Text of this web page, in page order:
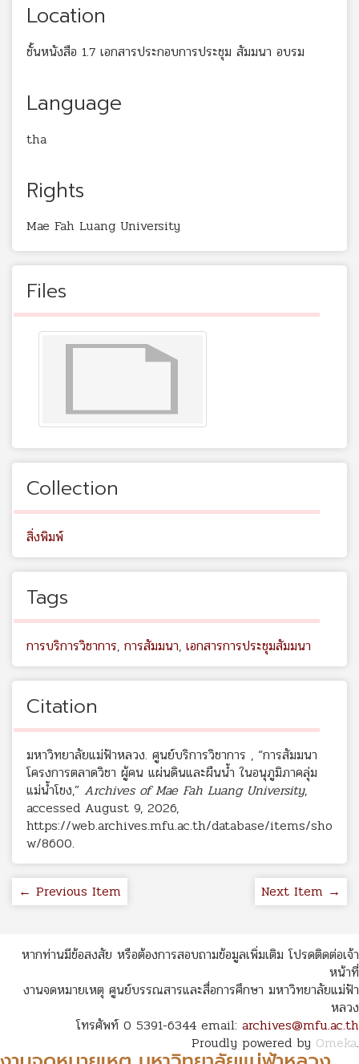
Location
ชั้นหนังสือ 1.7 เอกสารประกอบการประชุม สัมมนา อบรม
Language
tha
Rights
Mae Fah Luang University
Files
Collection
สิ่งพิมพ์
Tags
การบริการวิชาการ, การสัมมนา, เอกสารการประชุมสัมมนา
Citation
มหาวิทยาลัยแม่ฟ้าหลวง. ศูนย์บริการวิชาการ , “การสัมมนา
โครงการตลาดวิชา ผู้คน แผ่นดินและผืนน้ำ ในอนุภูมิภาคลุ่ม
แม่น้ำโขง,” Archives of Mae Fah Luang University,
accessed August 9, 2026,
https://web.archives.mfu.ac.th/database/items/sho
w/8600.
← Previous Item Next Item →
หากท่านมีข้อสงสัย หรือต้องการสอบถามข้อมูลเพิ่มเติม โปรดติดต่อเจ้า
หน้าที่
งานจดหมายเหตุ ศูนย์บรรณสารและสื่อการศึกษา มหาวิทยาลัยแม่ฟ้า
หลวง
โทรศัพท์ 0 5391-6344 email: archives@mfu.ac.th
Proudly powered by Omeka.